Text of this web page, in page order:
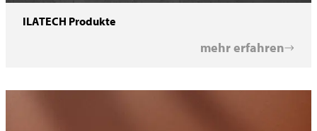
ILATECH Produkte
mehr erfahren